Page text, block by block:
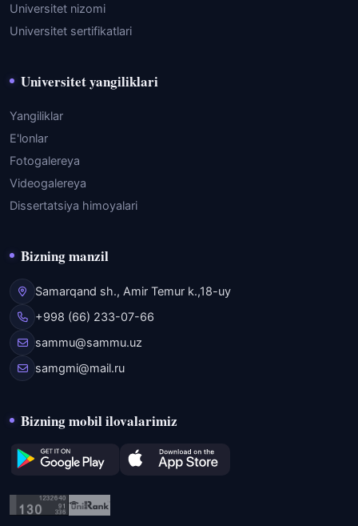
Universitet nizomi
Universitet sertifikatlari
Universitet yangiliklari
Yangiliklar
E'lonlar
Fotogalereya
Videogalereya
Dissertatsiya himoyalari
Bizning manzil
Samarqand sh., Amir Temur k.,18-uy
+998 (66) 233-07-66
sammu@sammu.uz
samgmi@mail.ru
Bizning mobil ilovalarimiz